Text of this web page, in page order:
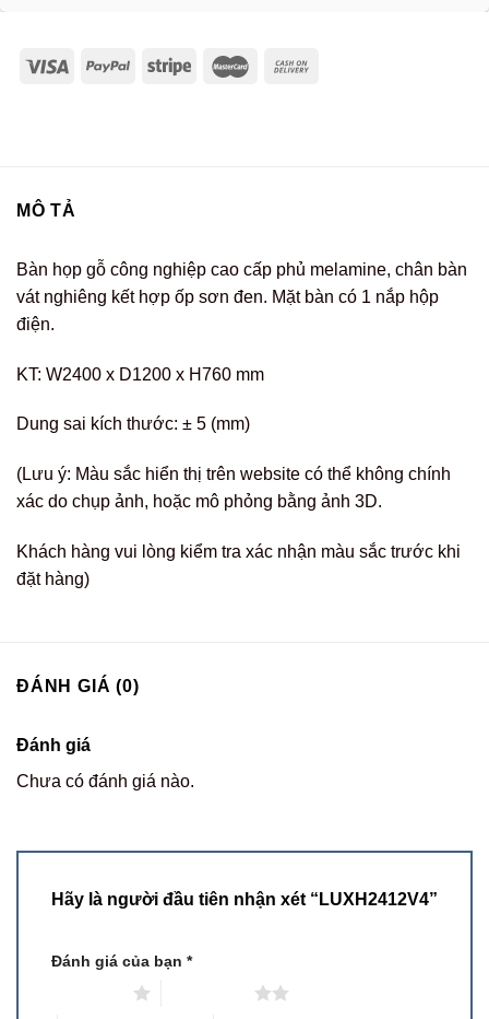
MÔ TẢ
Bàn họp gỗ công nghiệp cao cấp phủ melamine, chân bàn
vát nghiêng kết hợp ốp sơn đen. Mặt bàn có 1 nắp hộp
điện.
KT: W2400 x D1200 x H760 mm
Dung sai kích thước: ± 5 (mm)
(Lưu ý: Màu sắc hiển thị trên website có thể không chính
xác do chụp ảnh, hoặc mô phỏng bằng ảnh 3D.
Khách hàng vui lòng kiểm tra xác nhận màu sắc trước khi
đặt hàng)
ĐÁNH GIÁ (0)
Đánh giá
Chưa có đánh giá nào.
Hãy là người đầu tiên nhận xét “LUXH2412V4”
Đánh giá của bạn *